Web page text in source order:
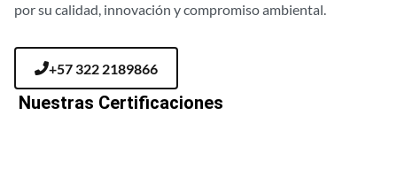
por su calidad, innovación y compromiso ambiental.
+57 322 2189866
Nuestras Certificaciones